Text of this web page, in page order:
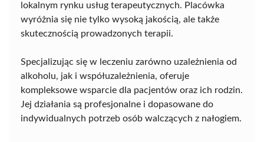
lokalnym rynku usług terapeutycznych. Placówka
wyróżnia się nie tylko wysoką jakością, ale także
skutecznością prowadzonych terapii.
Specjalizując się w leczeniu zarówno uzależnienia od
alkoholu, jak i współuzależnienia, oferuje
kompleksowe wsparcie dla pacjentów oraz ich rodzin.
Jej działania są profesjonalne i dopasowane do
indywidualnych potrzeb osób walczących z nałogiem.